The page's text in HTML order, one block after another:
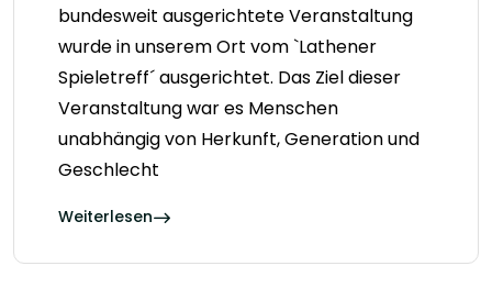
bundesweit ausgerichtete Veranstaltung
wurde in unserem Ort vom `Lathener
Spieletreff´ ausgerichtet. Das Ziel dieser
Veranstaltung war es Menschen
unabhängig von Herkunft, Generation und
Geschlecht
Weiterlesen